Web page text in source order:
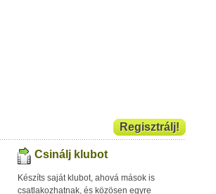
Regisztrálj!
Csinálj klubot
Készíts saját klubot, ahová mások is
csatlakozhatnak, és közösen egyre